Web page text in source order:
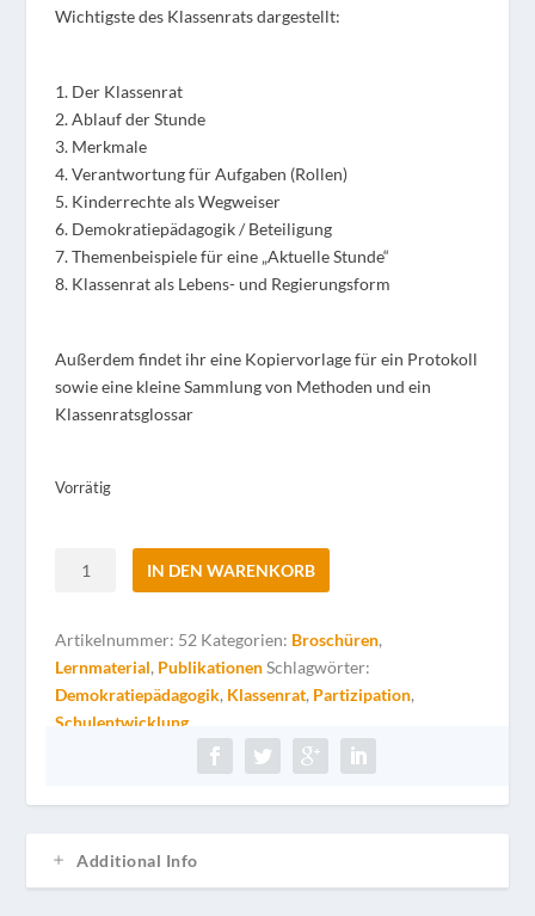
Wichtigste des Klassenrats dargestellt:
1. Der Klassenrat
2. Ablauf der Stunde
3. Merkmale
4. Verantwortung für Aufgaben (Rollen)
5. Kinderrechte als Wegweiser
6. Demokratiepädagogik / Beteiligung
7. Themenbeispiele für eine „Aktuelle Stunde“
8. Klassenrat als Lebens- und Regierungsform
Außerdem findet ihr eine Kopiervorlage für ein Protokoll
sowie eine kleine Sammlung von Methoden und ein
Klassenratsglossar
Vorrätig
Klassenrat
den
Punkt
–
Schüler*innenheft
IN DEN WARENKORB
Artikelnummer: 52 Kategorien: Broschüren,
Lernmaterial, Publikationen Schlagwörter:
Demokratiepädagogik, Klassenrat, Partizipation,
Schulentwicklung
Additional Info